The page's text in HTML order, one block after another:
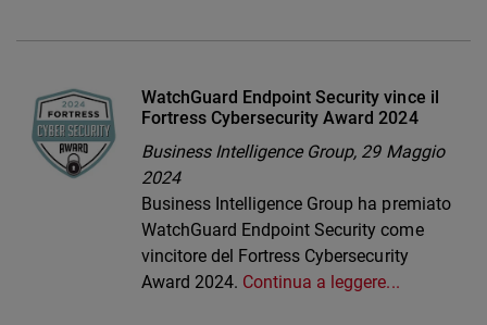
WatchGuard Endpoint Security vince il
Fortress Cybersecurity Award 2024
Business Intelligence Group, 29 Maggio
2024
Business Intelligence Group ha premiato
WatchGuard Endpoint Security come
vincitore del Fortress Cybersecurity
Award 2024. Continua a leggere...